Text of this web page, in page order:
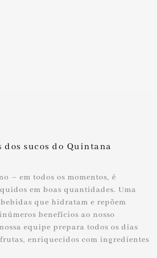
dos sucos do Quintana
– em todos os momentos, é
em boas quantidades. Uma
que hidratam e repõem
benefícios ao nosso
equipe prepara todos os dias
enriquecidos com ingredientes